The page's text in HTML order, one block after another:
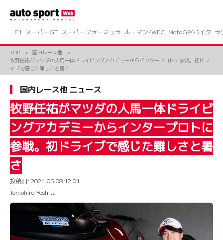
ツ
F1 スーパーGT スーパーフォーミュラ ル・マン/WEC MotoGP/バイク ラ
TOP
国内レース他
牧野任祐がマツダの人馬一体ドライビングアカデミーからインタープロトに参戦。初ドラ
イブで感じた難しさと暑さ
国内レース他 ニュース
牧野任祐がマツダの人馬一体ドライビ
ングアカデミーからインタープロトに
参戦。初ドライブで感じた難しさと暑
さ
投稿日: 2024.05.08 12:01
Tomohiro Yoshita